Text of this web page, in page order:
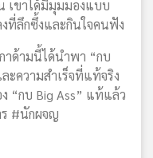
เขาได้มีมุมมองแบบ
ที่ลึกซึ้งและกินใจคนฟัง
ด้ามนี้ได้นำพา “กบ
ะความสำเร็จที่แท้จริง
“กบ Big Ass” แท้แล้ว
ร #นักผจญ